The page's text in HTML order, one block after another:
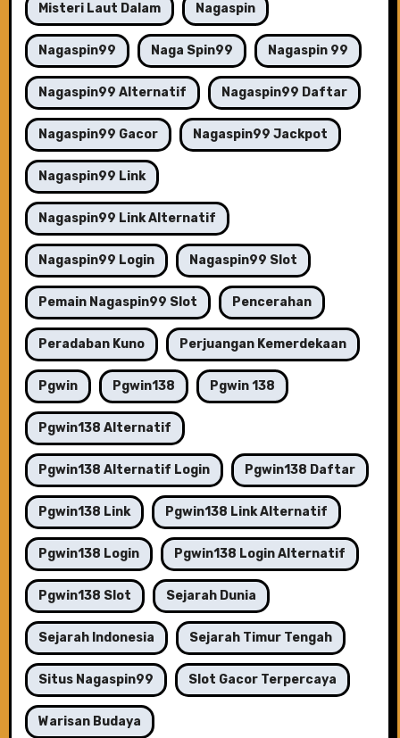
Misteri Laut Dalam Nagaspin
Nagaspin99 Naga Spin99 Nagaspin 99
Nagaspin99 Alternatif Nagaspin99 Daftar
Nagaspin99 Gacor Nagaspin99 Jackpot
Nagaspin99 Link
Nagaspin99 Link Alternatif
Nagaspin99 Login Nagaspin99 Slot
Pemain Nagaspin99 Slot Pencerahan
Peradaban Kuno Perjuangan Kemerdekaan
Pgwin Pgwin138 Pgwin 138
Pgwin138 Alternatif
Pgwin138 Alternatif Login Pgwin138 Daftar
Pgwin138 Link Pgwin138 Link Alternatif
Pgwin138 Login Pgwin138 Login Alternatif
Pgwin138 Slot Sejarah Dunia
Sejarah Indonesia Sejarah Timur Tengah
Situs Nagaspin99 Slot Gacor Terpercaya
Warisan Budaya